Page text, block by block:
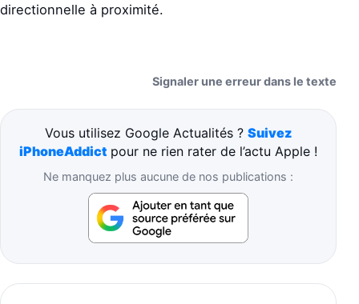
directionnelle à proximité.
Signaler une erreur dans le texte
Vous utilisez Google Actualités ? Suivez
iPhoneAddict pour ne rien rater de l’actu Apple !
Ne manquez plus aucune de nos publications :